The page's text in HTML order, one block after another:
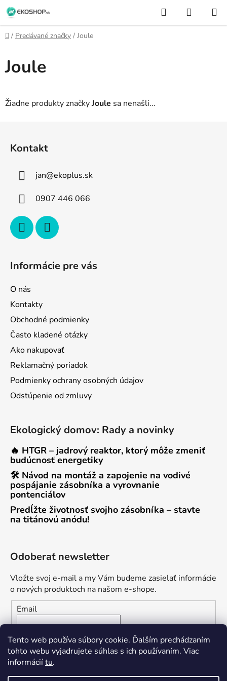
Tento web používa súbory cookie. Ďalším prechádzaním
tohto webu vyjadrujete súhlas s ich používaním. Viac
informáciítu.
Prejsť
na
obsah
Hľadať
KOŠÍK
Domov
/ Predávané značky / Joule
Joule
Žiadne produkty značkyJoule sa nenašli...
Kontakt
jan@ekoplus.sk
0907 446 066
Informácie pre vás
O nás
Kontakty
Obchodné podmienky
Často kladené otázky
Ako nakupovať
Reklamačný poriadok
Podmienky ochrany osobných údajov
Odstúpenie od zmluvy
Ekologický domov: Rady a novinky
🔥 HTGR – jadrový reaktor, ktorý môže zmeniť
budúcnosť energetiky
🛠 Návod na montáž a zapojenie na vodivé
pospájanie zásobníka a vyrovnanie
pontenciálov
Predĺžte životnosť svojho zásobníka – stavte
na titánovú anódu!
Odoberať newsletter
Vložte svoj e-mail a my Vám budeme zasielať informácie
o nových produktoch na našom e-shope.
Email
Vložením e-mailu súhlasíte s
podmienkami ochrany
osobných údajov